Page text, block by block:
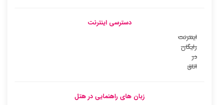
دسترسی اینترنت
اینترنت
رایگان
در
اتاق
زبان های راهنمایی در هتل